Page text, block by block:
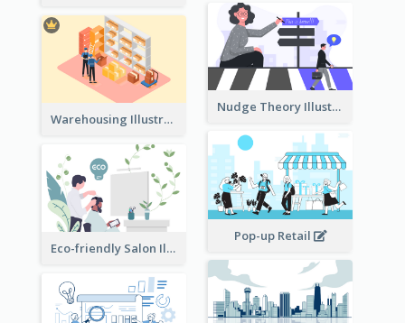
Nudge Theory Illustration
Warehousing Illustration
Pop-up Retail
Eco-friendly Salon Illustration